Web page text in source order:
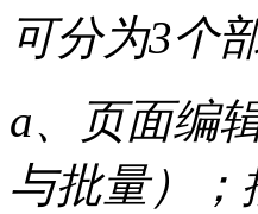
可分为3个
a、页面编
与批量）